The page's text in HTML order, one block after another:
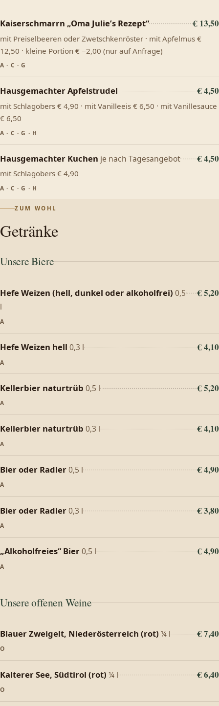
Kaiserschmarrn „Oma Julie’s Rezept“ € 13,50
mit Preiselbeeren oder Zwetschkenröster · mit Apfelmus €
12,50 · kleine Portion € −2,00 (nur auf Anfrage)
A · C · G
Hausgemachter Apfelstrudel € 4,50
mit Schlagobers € 4,90 · mit Vanilleeis € 6,50 · mit Vanillesauce
€ 6,50
A · C · G · H
Hausgemachter Kuchen je nach Tagesangebot € 4,50
mit Schlagobers € 4,90
A · C · G · H
ZUM WOHL
Getränke
Unsere Biere
Hefe Weizen (hell, dunkel oder alkoholfrei) 0,5
l
€ 5,20
A
Hefe Weizen hell 0,3 l € 4,10
A
Kellerbier naturtrüb 0,5 l € 5,20
A
Kellerbier naturtrüb 0,3 l € 4,10
A
Bier oder Radler0,5 l € 4,90
A
Bier oder Radler0,3 l € 3,80
A
„Alkoholfreies“ Bier0,5 l € 4,90
A
Unsere offenen Weine
Blauer Zweigelt, Niederösterreich (rot) ¼ l € 7,40
O
Kalterer See, Südtirol (rot) ¼ l € 6,40
O